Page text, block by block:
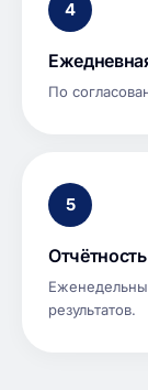
4
По
5
Отчётность
результатов.